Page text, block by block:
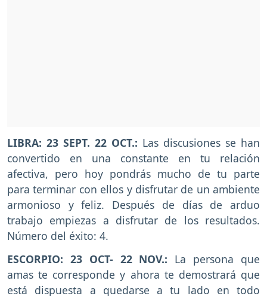
LIBRA: 23 SEPT. 22 OCT.: Las discusiones se han
convertido en una constante en tu relación
afectiva, pero hoy pondrás mucho de tu parte
para terminar con ellos y disfrutar de un ambiente
armonioso y feliz. Después de días de arduo
trabajo empiezas a disfrutar de los resultados.
Número del éxito: 4.
ESCORPIO: 23 OCT- 22 NOV.: La persona que
amas te corresponde y ahora te demostrará que
está dispuesta a quedarse a tu lado en todo